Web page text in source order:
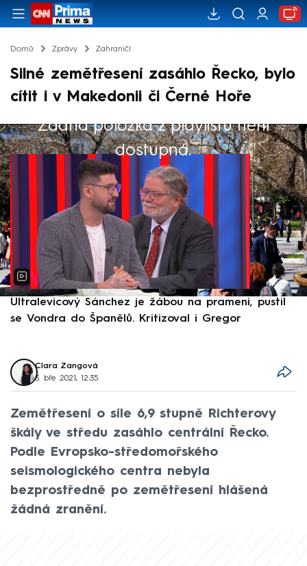
Domů Zprávy Zahraničí
Silné zemětřesení zasáhlo Řecko, bylo
cítit i v Makedonii či Černé Hoře
Žádná položka z playlistu není
dostupná.
Výběr redakce
Ultralevicový Sánchez je žábou na prameni, pustil
se Vondra do Španělů. Kritizoval i Gregor
Clara Zangová
3. bře 2021, 12:35
Zemětřesení o síle 6,9 stupně Richterovy
škály ve středu zasáhlo centrální Řecko.
Podle Evropsko-středomořského
seismologického centra nebyla
bezprostředně po zemětřesení hlášená
žádná zranění.